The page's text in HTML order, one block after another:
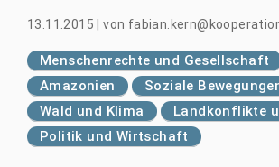
13.11.2015 |von
Menschenrechte und Gesellschaft
Amazonien
Soziale
Wald und Klima
Landkonflikte
Politik und Wirtschaft